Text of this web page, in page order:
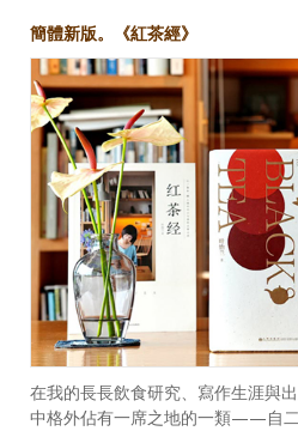
簡體新版。《紅茶經》
在我的長長飲食研究、寫作生涯與
中格外佔有一席之地的一類——自